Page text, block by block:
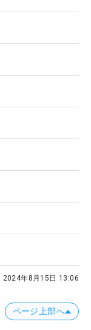
2024年8月15日 13:06
ページ上部へ